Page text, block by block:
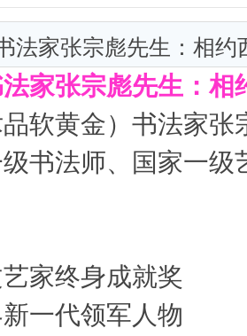
法家张宗彪先生：相约
家张宗彪先生：相
品软黄金）书法家
书法师、国家一级
家终身成就奖
一代领军人物